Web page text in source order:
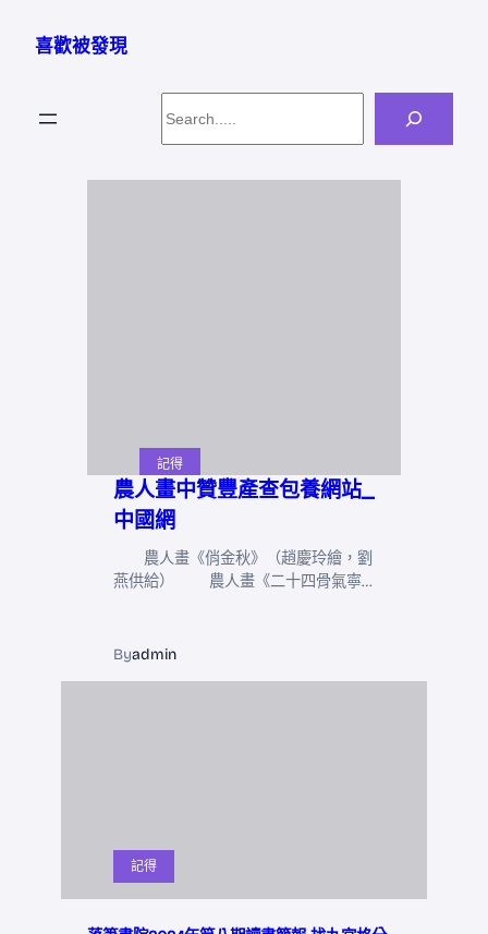
喜歡被發現
記得
農人畫中贊豐產查包養網站_
中國網
農人畫《俏金秋》（趙慶玲繪，劉
燕供給） 農人畫《二十四骨氣寧…
Byadmin
記得